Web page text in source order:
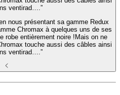
ventirad….”
nous présentant sa gamme Redux
Chromax à quelques uns de ses
robe entièrement noire !Mais on ne
touche aussi des câbles ainsi
ventirad….”